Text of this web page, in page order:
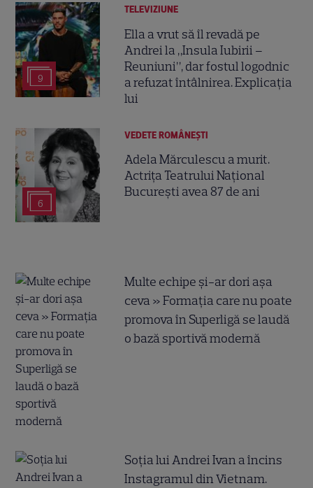
9
TELEVIZIUNE
Ella a vrut să îl revadă pe
Andrei la „Insula Iubirii –
Reuniuni”, dar fostul logodnic
a refuzat întâlnirea. Explicația
lui
6
VEDETE ROMÂNEŞTI
Adela Mărculescu a murit.
Actrița Teatrului Național
București avea 87 de ani
Multe echipe și-ar dori așa
ceva » Formația care nu poate
promova în Superligă se laudă
o bază sportivă modernă
Soția lui Andrei Ivan a încins
Instagramul din Vietnam.